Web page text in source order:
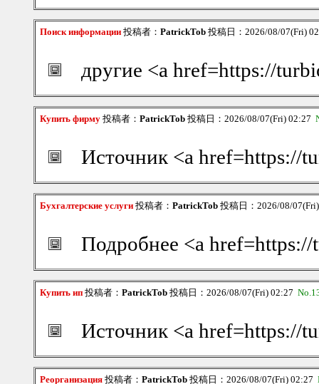
Поиск информации 投稿者： PatrickTob 投稿日：2026/08/07(Fri)
другие <a href=https://
Купить фирму 投稿者： PatrickTob 投稿日：2026/08/07(Fri) 02:27
Источник <a href=https://
Бухгалтерские услуги 投稿者： PatrickTob 投稿日：2026/08/
Подробнее <a
Купить ип 投稿者： PatrickTob 投稿日：2026/08/07(Fri) 02:27
Источник <a href=https://
Реорганизация 投稿者： PatrickTob 投稿日：2026/08/07(Fri) 02:27